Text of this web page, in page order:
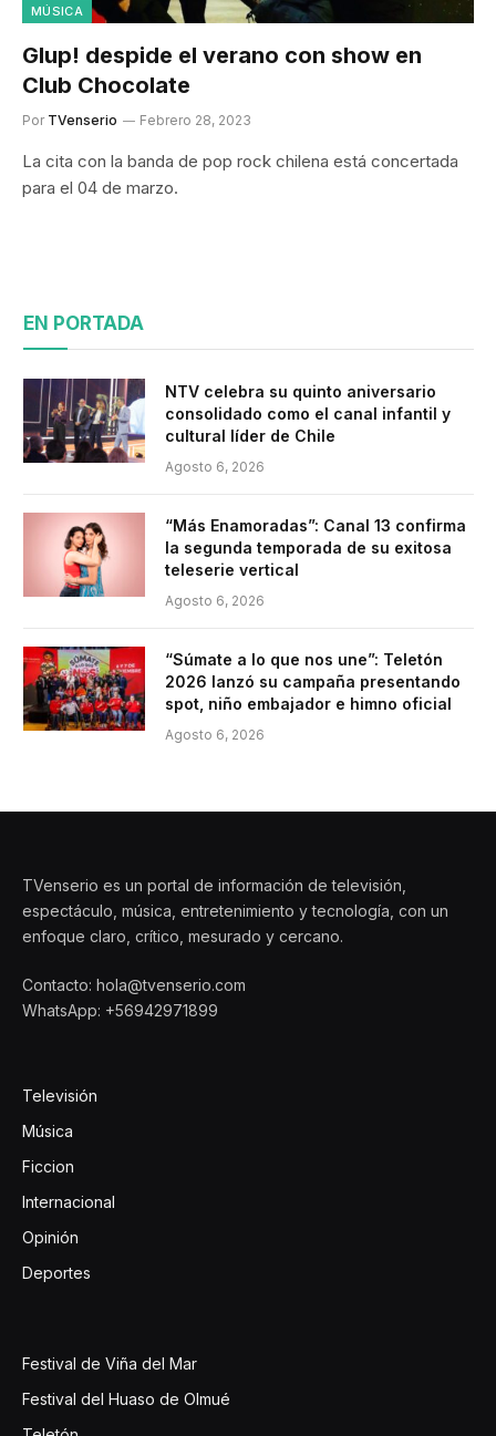
MÚSICA
Glup! despide el verano con show en
Club Chocolate
Por TVenserio Febrero 28, 2023
La cita con la banda de pop rock chilena está concertada
para el 04 de marzo.
EN PORTADA
NTV celebra su quinto aniversario
consolidado como el canal infantil y
cultural líder de Chile
Agosto 6, 2026
“Más Enamoradas”: Canal 13 confirma
la segunda temporada de su exitosa
teleserie vertical
Agosto 6, 2026
“Súmate a lo que nos une”: Teletón
2026 lanzó su campaña presentando
spot, niño embajador e himno oficial
Agosto 6, 2026
TVenserio es un portal de información de televisión,
espectáculo, música, entretenimiento y tecnología, con un
enfoque claro, crítico, mesurado y cercano.
Contacto: hola@tvenserio.com
WhatsApp: +56942971899
Televisión
Música
Ficcion
Internacional
Opinión
Deportes
Festival de Viña del Mar
Festival del Huaso de Olmué